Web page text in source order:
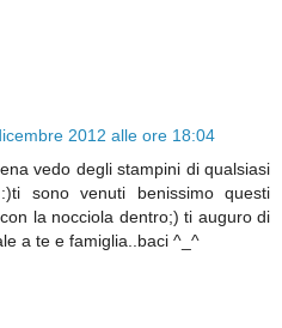
2012 alle ore 18:04
vedo degli stampini di qualsiasi
sono venuti benissimo questi
la nocciola dentro;) ti auguro di
a te e famiglia..baci ^_^